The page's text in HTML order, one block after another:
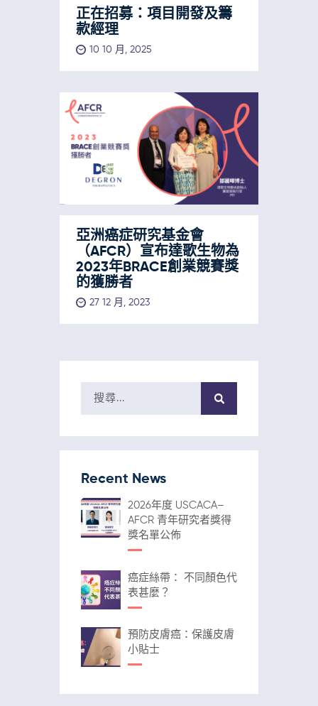
正在招募：項目開發及籌
款經理
10 10 月, 2025
亞洲癌症研究基金會
（AFCR）宣布達歌生物為
2023年BRACE創業競賽獎
的獲勝者
27 12 月, 2023
Recent News
2026年度 USCACA–
AFCR 青年研究者獎得
獎名單公佈
癌症絲帶： 不同顏色代
表甚麼？
預防皮膚癌：保護皮膚
小貼士